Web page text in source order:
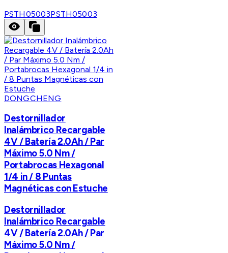
PSTH05003PSTH05003
DONGCHENG
Destornillador
Inalámbrico Recargable
4V / Batería 2.0Ah / Par
Máximo 5.0 Nm /
Portabrocas Hexagonal
1/4 in / 8 Puntas
Magnéticas con Estuche
Destornillador
Inalámbrico Recargable
4V / Batería 2.0Ah / Par
Máximo 5.0 Nm /